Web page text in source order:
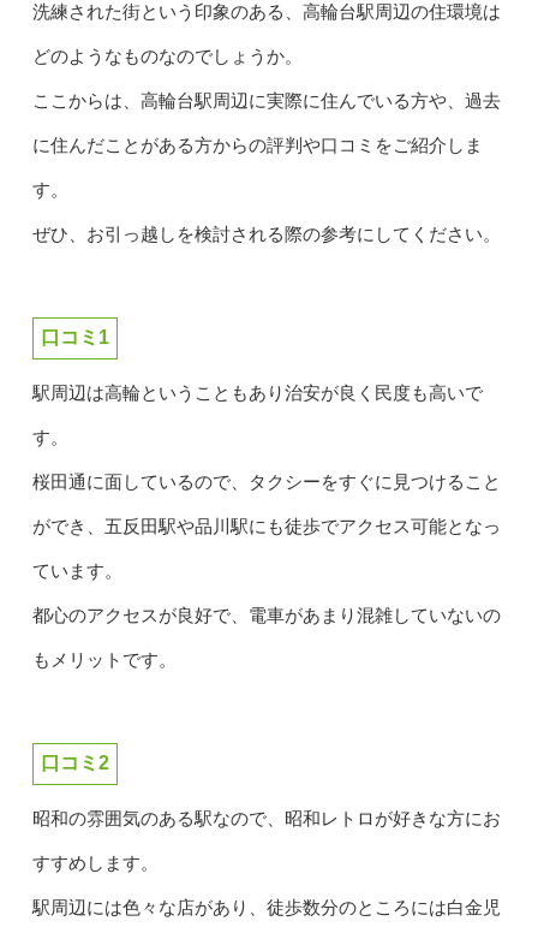
洗練された街という印象のある、高輪台駅周辺の住環境は
どのようなものなのでしょうか。
ここからは、高輪台駅周辺に実際に住んでいる方や、過去
に住んだことがある方からの評判や口コミをご紹介しま
す。
ぜひ、お引っ越しを検討される際の参考にしてください。
口コミ1
駅周辺は高輪ということもあり治安が良く民度も高いで
す。
桜田通に面しているので、タクシーをすぐに見つけること
ができ、五反田駅や品川駅にも徒歩でアクセス可能となっ
ています。
都心のアクセスが良好で、電車があまり混雑していないの
もメリットです。
口コミ2
昭和の雰囲気のある駅なので、昭和レトロが好きな方にお
すすめします。
駅周辺には色々な店があり、徒歩数分のところには白金児